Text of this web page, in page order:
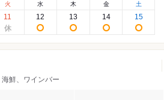
火
11
水
12
木
13
金
14
土
15
鮮、ワインバー